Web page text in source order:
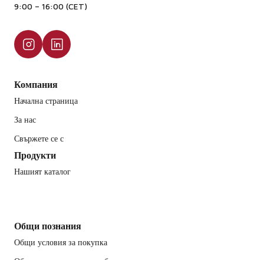
9:00 – 16:00 (CET)
Компания
Начална страница
За нас
Свържете се с
Продукти
Нашият каталог
Общи познания
Общи условия за покупка